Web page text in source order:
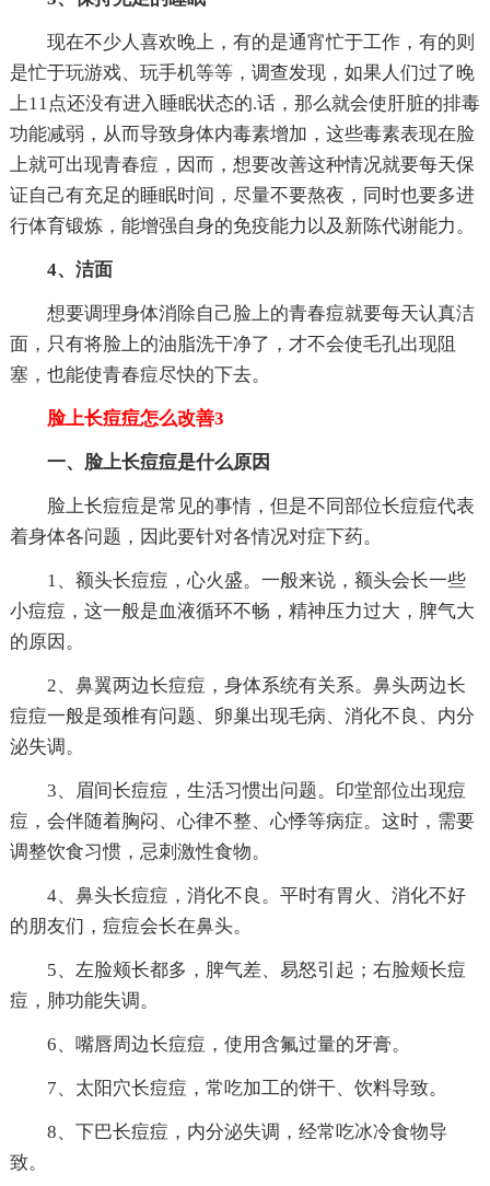
现在不少人喜欢晚上，有的是通宵忙于工作，有的则
是忙于玩游戏、玩手机等等，调查发现，如果人们过了晚
上11点还没有进入睡眠状态的.话，那么就会使肝脏的排毒
功能减弱，从而导致身体内毒素增加，这些毒素表现在脸
上就可出现青春痘，因而，想要改善这种情况就要每天保
证自己有充足的睡眠时间，尽量不要熬夜，同时也要多进
行体育锻炼，能增强自身的免疫能力以及新陈代谢能力。
4、洁面
想要调理身体消除自己脸上的青春痘就要每天认真洁
面，只有将脸上的油脂洗干净了，才不会使毛孔出现阻
塞，也能使青春痘尽快的下去。
脸上长痘痘怎么改善3
一、脸上长痘痘是什么原因
脸上长痘痘是常见的事情，但是不同部位长痘痘代表
着身体各问题，因此要针对各情况对症下药。
1、额头长痘痘，心火盛。一般来说，额头会长一些
小痘痘，这一般是血液循环不畅，精神压力过大，脾气大
的原因。
2、鼻翼两边长痘痘，身体系统有关系。鼻头两边长
痘痘一般是颈椎有问题、卵巢出现毛病、消化不良、内分
泌失调。
3、眉间长痘痘，生活习惯出问题。印堂部位出现痘
痘，会伴随着胸闷、心律不整、心悸等病症。这时，需要
调整饮食习惯，忌刺激性食物。
4、鼻头长痘痘，消化不良。平时有胃火、消化不好
的朋友们，痘痘会长在鼻头。
5、左脸颊长都多，脾气差、易怒引起；右脸颊长痘
痘，肺功能失调。
6、嘴唇周边长痘痘，使用含氟过量的牙膏。
7、太阳穴长痘痘，常吃加工的饼干、饮料导致。
8、下巴长痘痘，内分泌失调，经常吃冰冷食物导
致。